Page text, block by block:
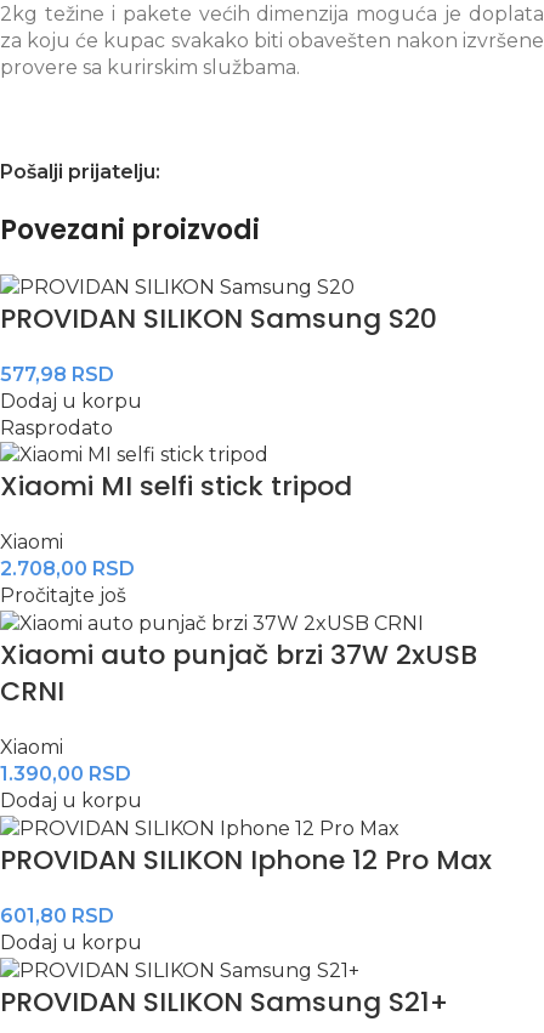
2kg težine i pakete većih dimenzija moguća je doplata
za koju će kupac svakako biti obavešten nakon izvršene
provere sa kurirskim službama.
Pošalji prijatelju:
Povezani proizvodi
PROVIDAN SILIKON Samsung S20
577,98 RSD
Dodaj u korpu
Rasprodato
Xiaomi MI selfi stick tripod
Xiaomi
2.708,00 RSD
Pročitajte još
Xiaomi auto punjač brzi 37W 2xUSB
CRNI
Xiaomi
1.390,00 RSD
Dodaj u korpu
PROVIDAN SILIKON Iphone 12 Pro Max
601,80 RSD
Dodaj u korpu
PROVIDAN SILIKON Samsung S21+